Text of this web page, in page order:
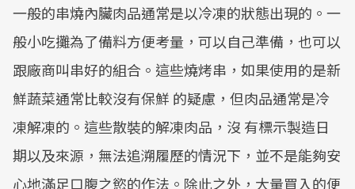
一般的串燒內臟肉品通常是以冷凍的狀態出現的。一
般小吃攤為了備料方便考量，可以自己準備，也可以
跟廠商叫串好的組合。這些燒烤串，如果使用的是新
鮮蔬菜通常比較沒有保鮮 的疑慮，但肉品通常是冷
凍解凍的。這些散裝的解凍肉品，沒 有標示製造日
期以及來源，無法追溯履歷的情況下，並不是能夠安
心地滿足口腹之慾的作法。除此之外，大量買入的便